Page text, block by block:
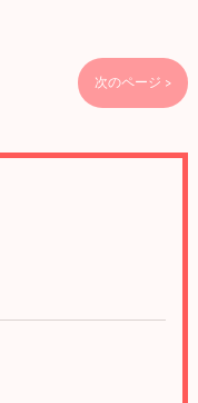
次のページ >